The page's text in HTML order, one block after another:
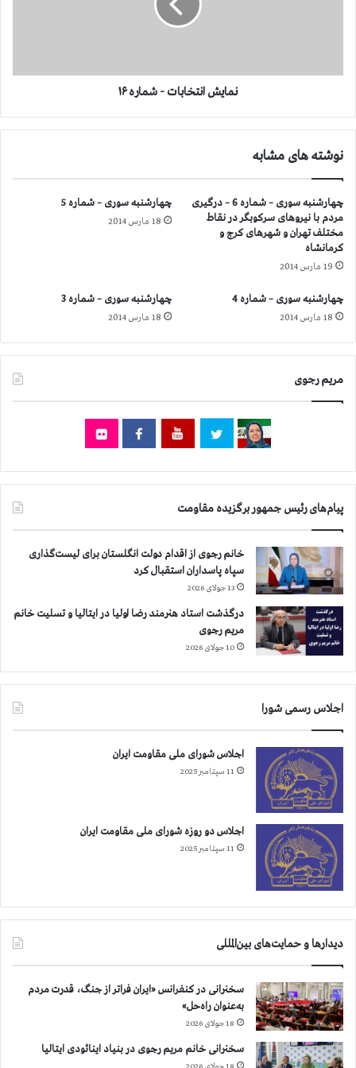
خ
-
ا
ر
ه
نمایش انتخابات - شماره ۱۶
نوشته های مشابه
چهارشنبه سوری – شماره 6 – درگیری
مردم با نیروهای سركوبگر در نقاط
مختلف تهران و شهرهای كرج و
كرمانشاه
19 مارس 2014
چهارشنبه سوری – شماره 5
18 مارس 2014
چهارشنبه سوری – شماره 4
18 مارس 2014
چهارشنبه سوری – شماره 3
18 مارس 2014
مریم رجوی
پیام‌های رئیس جمهور برگزیده مقاومت
خانم رجوی از اقدام دولت انگلستان برای لیست‌گذاری
سپاه پاسداران استقبال کرد
13 جولای 2026
درگذشت استاد هنرمند رضا اولیا در ایتالیا و تسلیت خانم
مریم رجوی
10 جولای 2026
اجلاس رسمی شورا
اجلاس شورای ملی مقاومت ایران
11 سپتامبر 2025
اجلاس دو روزه شورای ملی مقاومت ایران
11 سپتامبر 2025
دیدارها و حمایت‌های بین‌المللی
سخنرانی در کنفرانس «ایران فراتر از جنگ، قدرت مردم
به‌عنوان راه‌حل»
18 جولای 2026
سخنرانی خانم مریم رجوی در بنیاد اینائودی ایتالیا